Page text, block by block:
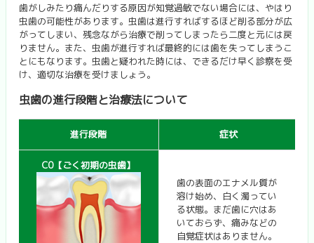
歯がしみたり痛んだりする原因が知覚過敏でない場合には、やはり
虫歯の可能性があります。虫歯は進行すればするほど削る部分が広
がってしまい、残念ながら治療で削ってしまったら二度と元には戻
りません。また、虫歯が進行すれば最終的には歯を失ってしまうこ
とにもなります。虫歯と疑われた時には、できるだけ早く診察を受
け、適切な治療を受けましょう。
虫歯の進行段階と治療法について
進行段階 症状
C0【ごく初期の虫歯】
歯の表面のエナメル質が
溶け始め、白く濁ってい
る状態。まだ歯に穴はあ
いておらず、痛みなどの
自覚症状はありません。